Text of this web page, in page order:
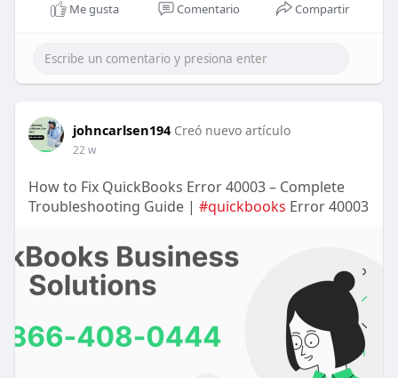
Me gusta Comentario Compartir
johncarlsen194 Creó nuevo artículo
22 w
How to Fix QuickBooks Error 40003 – Complete
Troubleshooting Guide | #quickbooks Error 40003